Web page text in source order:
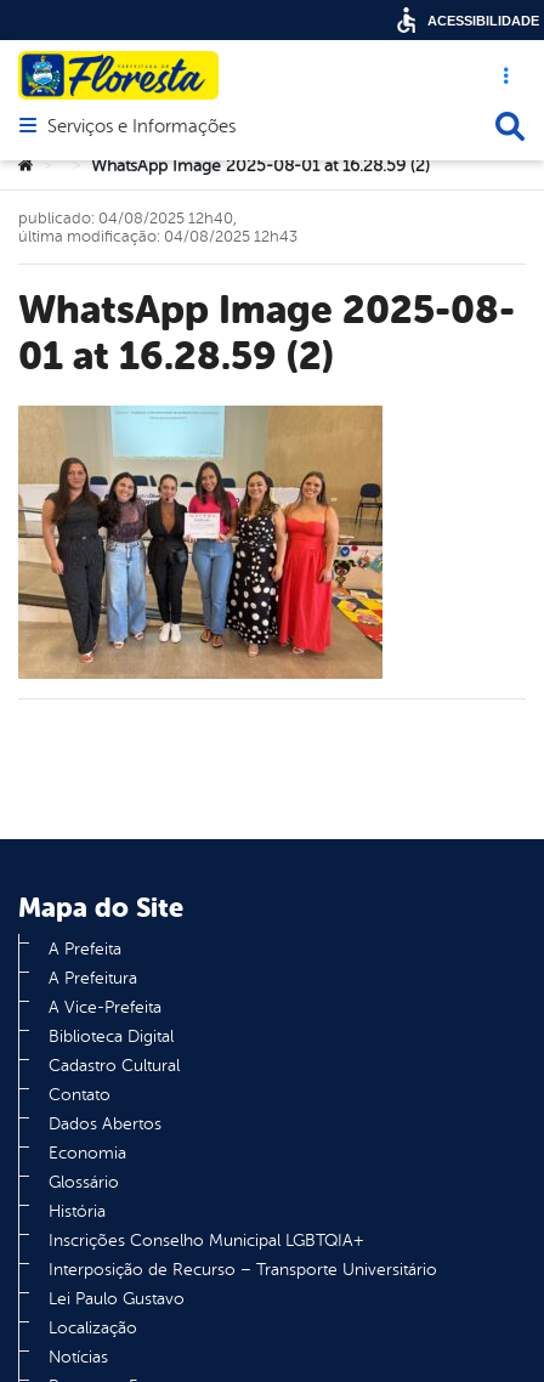
Acesso
Abrir menu principal de navegação
Serviços e Informações
Você está aqui:
> > WhatsApp Image 2025-08-01 at 16.28.59 (2)
WhatsApp Image 2025-08-
01 at 16.28.59 (2)
publicado: 04/08/2025 12h40,
última modificação: 04/08/2025 12h43
Mapa do Site
A Prefeita
A Prefeitura
A Vice-Prefeita
Biblioteca Digital
Cadastro Cultural
Contato
Dados Abertos
Economia
Glossário
História
Inscrições Conselho Municipal LGBTQIA+
Interposição de Recurso – Transporte Universitário
Lei Paulo Gustavo
Localização
Notícias
ACESSIBILIDADE